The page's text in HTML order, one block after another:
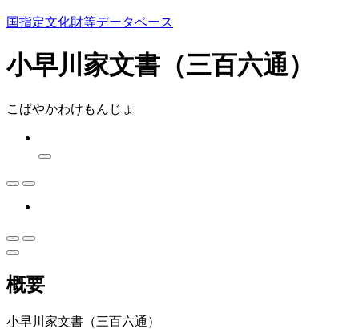
国指定文化財等データベース
小早川家文書（三百六通）
こばやかわけもんじょ
概要
小早川家文書（三百六通）